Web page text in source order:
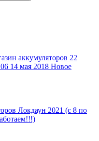
аккумуляторов 22
14 мая 2018 Новое
Локдаун 2021 (с 8 по